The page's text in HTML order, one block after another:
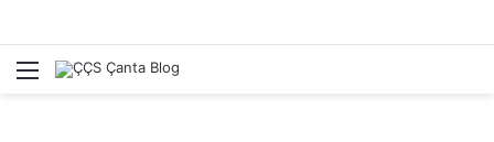
Menü